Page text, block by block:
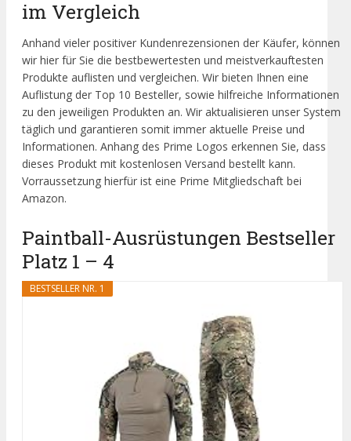
im Vergleich
Anhand vieler positiver Kundenrezensionen der Käufer, können
wir hier für Sie die bestbewertesten und meistverkauftesten
Produkte auflisten und vergleichen. Wir bieten Ihnen eine
Auflistung der Top 10 Besteller, sowie hilfreiche Informationen
zu den jeweiligen Produkten an. Wir aktualisieren unser System
täglich und garantieren somit immer aktuelle Preise und
Informationen. Anhang des Prime Logos erkennen Sie, dass
dieses Produkt mit kostenlosen Versand bestellt kann.
Vorraussetzung hierfür ist eine Prime Mitgliedschaft bei
Amazon.
Paintball-Ausrüstungen Bestseller
Platz 1 – 4
BESTSELLER NR. 1